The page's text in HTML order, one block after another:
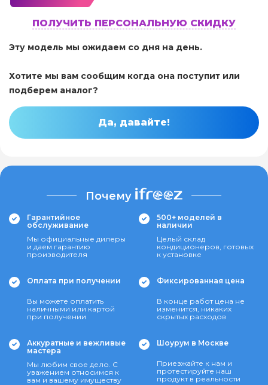
ПОЛУЧИТЬ ПЕРСОНАЛЬНУЮ СКИДКУ
Эту модель мы ожидаем со дня на день.
Хотите мы вам сообщим когда она поступит или
подберем аналог?
Да, давайте!
Почему
Гарантийное
обслуживание
Мы официальные дилеры
и даем гарантию
производителя
500+ моделей в
наличии
Целый склад
кондиционеров, готовых
к установке
Оплата при получении
Вы можете оплатить
наличными или картой
при получении
Фиксированная цена
В конце работ цена не
изменится, никаких
скрытых расходов
Аккуратные и вежливые
мастера
Мы любим свое дело. С
уважением относимся к
вам и вашему имуществу
Шоурум в Москве
Приезжайте к нам и
протестируйте наш
продукт в реальности